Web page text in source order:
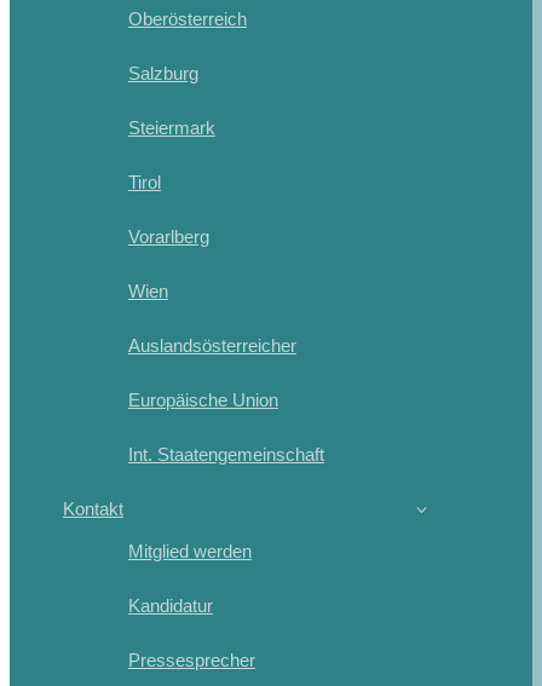
Oberösterreich
Salzburg
Steiermark
Tirol
Vorarlberg
Wien
Auslandsösterreicher
Europäische Union
Int. Staatengemeinschaft
Kontakt
Mitglied werden
Kandidatur
Pressesprecher